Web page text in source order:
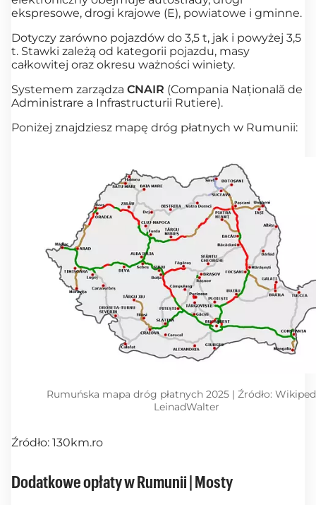
ekspresowe, drogi krajowe (E), powiatowe i gminne.
Dotyczy zarówno pojazdów do 3,5 t, jak i powyżej 3,5
t. Stawki zależą od kategorii pojazdu, masy
całkowitej oraz okresu ważności winiety.
Systemem zarządza CNAIR (Compania Națională de
Administrare a Infrastructurii Rutiere).
Poniżej znajdziesz mapę dróg płatnych w Rumunii:
Rumuńska mapa dróg płatnych 2025 | Źródło:
LeinadWalter
Źródło: 130km.ro
Dodatkowe opłaty w Rumunii | Mosty